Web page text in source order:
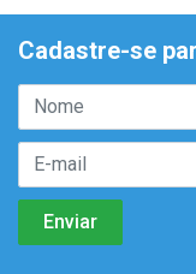
Cadastre-se